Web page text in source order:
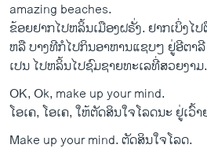
amazing beaches.
ຂ້ອຍ​ຢາກ​ໄປ​ຫລິ້ນ​ເມືອງ​ຝ​ຣັ່ງ​. ​ຢາກ​ເບິ່ງ​ໄ
ຫລື ບາງ​ທີ​ກໍ​ໄປກິນ​ອາ​ຫານ​ແຊບໆ ຢູ່​ອີ​ຕາ​
ເປນ ໄປ​ຫລິ້ນ​ໄປ​ຊົ​ມ​ຊາຍ​ທະ​ເລທີ່​ສວຍ​ງາມ.
OK, Ok, make up your mind.
ໂອ​ເຄ, ໂອ​ເຄ, ໃຫ້​ຕັດ​ສິນ​ໃຈໂລດ​ນະ ຢູ່​ເວົ້
Make up your mind. ຕັດ​ສິນ​ໃຈ​ໂລດ.